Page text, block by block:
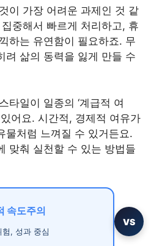
이 가장 어려운 과제인 것 같
중해서 빠르게 처리하고, 휴
하는 유연함이 필요하죠. 무
려 삶의 동력을 잃게 만들 수
타일이 일종의 ‘계급적 여
어요. 시간적, 경제적 여유가
물처럼 느껴질 수 있거든요.
맞춰 실천할 수 있는 방법들
속도주의
, 성과 중심
VS